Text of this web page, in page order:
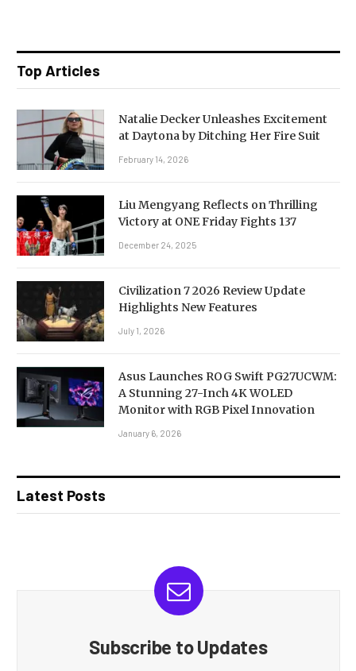
Top Articles
Natalie Decker Unleashes Excitement
at Daytona by Ditching Her Fire Suit
February 14, 2026
Liu Mengyang Reflects on Thrilling
Victory at ONE Friday Fights 137
December 24, 2025
Civilization 7 2026 Review Update
Highlights New Features
July 1, 2026
Asus Launches ROG Swift PG27UCWM:
A Stunning 27-Inch 4K WOLED
Monitor with RGB Pixel Innovation
January 6, 2026
Latest Posts
Subscribe to Updates